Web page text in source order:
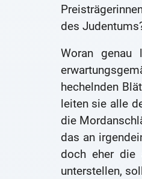
des
Woran
hechelnden
leiten sie alle
die
das an
doch eher die
unterstellen,